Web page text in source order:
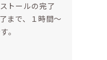
トールの完了
まで、１時間～
。